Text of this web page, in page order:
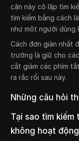
cận này cô lập tìm
tìm kiếm bằng cách
như một người dùng
Cách đơn giản nhất
trường là giữ cho
cắt giảm các phím
ra rắc rối sau này.
Những câu hỏi
Tại sao tìm kiếm
không hoạt